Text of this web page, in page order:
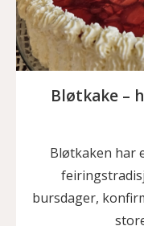
Bløtkake –
Bløtkaken har
bursdager,